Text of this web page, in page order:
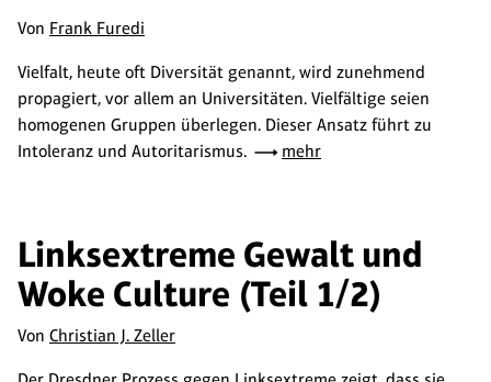
Von Frank Furedi
Vielfalt, heute oft Diversität genannt, wird zunehmend
propagiert, vor allem an Universitäten. Vielfältige seien
homogenen Gruppen überlegen. Dieser Ansatz führt zu
Intoleranz und Autoritarismus.
mehr
Linksextreme Gewalt und
Woke Culture (Teil 1/2)
Von Christian J. Zeller